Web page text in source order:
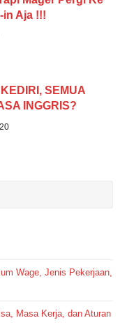
in Aja !!!
SEMUA
INGGRIS?
Wage, Jenis Pekerjaan,
Masa Kerja, dan Aturan